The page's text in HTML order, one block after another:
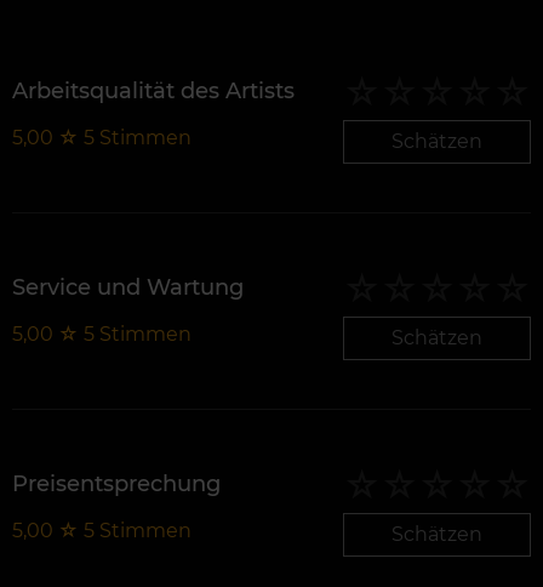
Arbeitsqualität des Artists
5,00 ☆ 5 Stimmen Schätzen
Service und Wartung
5,00 ☆ 5 Stimmen Schätzen
Preisentsprechung
5,00 ☆ 5 Stimmen Schätzen